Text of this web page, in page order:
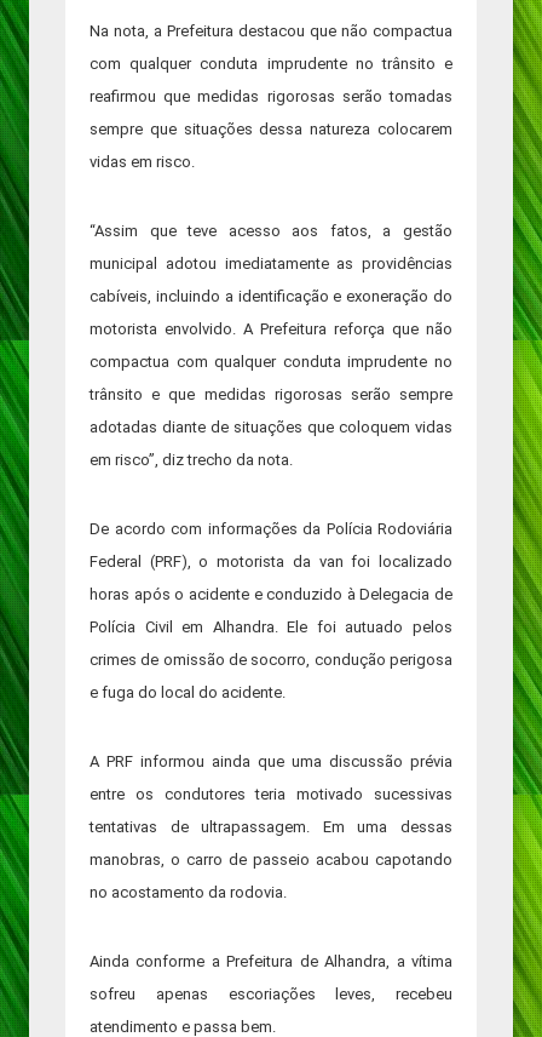
Na nota, a Prefeitura destacou que não compactua
com qualquer conduta imprudente no trânsito e
reafirmou que medidas rigorosas serão tomadas
sempre que situações dessa natureza colocarem
vidas em risco.
“Assim que teve acesso aos fatos, a gestão
municipal adotou imediatamente as providências
cabíveis, incluindo a identificação e exoneração do
motorista envolvido. A Prefeitura reforça que não
compactua com qualquer conduta imprudente no
trânsito e que medidas rigorosas serão sempre
adotadas diante de situações que coloquem vidas
em risco”, diz trecho da nota.
De acordo com informações da Polícia Rodoviária
Federal (PRF), o motorista da van foi localizado
horas após o acidente e conduzido à Delegacia de
Polícia Civil em Alhandra. Ele foi autuado pelos
crimes de omissão de socorro, condução perigosa
e fuga do local do acidente.
A PRF informou ainda que uma discussão prévia
entre os condutores teria motivado sucessivas
tentativas de ultrapassagem. Em uma dessas
manobras, o carro de passeio acabou capotando
no acostamento da rodovia.
Ainda conforme a Prefeitura de Alhandra, a vítima
sofreu apenas escoriações leves, recebeu
atendimento e passa bem.